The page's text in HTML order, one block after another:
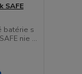
SAFE
batérie s
nie ...